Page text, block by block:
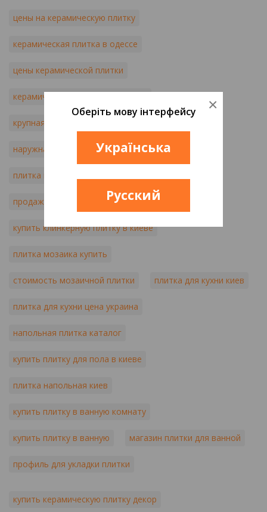
цены на керамическую плитку
керамическая плитка в одессе
цены керамической плитки
керамическая плитка в харькове
крупная фасадная плитка
наружная отделочная плитка
плитка керамогранит киев
продажа клинкерной плитки
купить клинкерную плитку в киеве
плитка мозаика купить
стоимость мозаичной плитки плитка для кухни киев
плитка для кухни цена украина
напольная плитка каталог
купить плитку для пола в киеве
плитка напольная киев
купить плитку в ванную комнату
купить плитку в ванную магазин плитки для ванной
профиль для укладки плитки
купить керамическую плитку декор
×
Оберіть мову інтерфейсу
Українська
Русский